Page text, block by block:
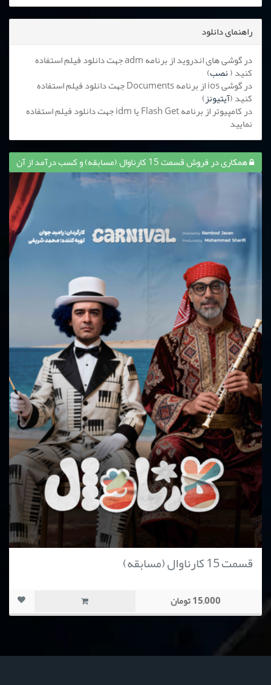
راهنمای دانلود
در گوشی های اندروید از برنامه adm جهت دانلود فیلم استفاده
کنید (نصب)
در گوشی ios از برنامه Documents جهت دانلود فیلم استفاده
کنید (آیتیونز)
در کامپیوتر از برنامه Flash Get یا idm جهت دانلود فیلم استفاده
نمایید
همکاری در فروش قسمت 15 کارناوال (مسابقه) و کسب درآمد از آن
قسمت 15 کارناوال (مسابقه)
15,000 تومان